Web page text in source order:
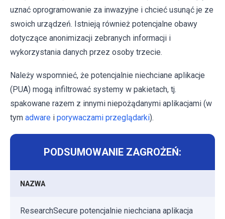
uznać oprogramowanie za inwazyjne i chcieć usunąć je ze
swoich urządzeń. Istnieją również potencjalne obawy
dotyczące anonimizacji zebranych informacji i
wykorzystania danych przez osoby trzecie.
Należy wspomnieć, że potencjalnie niechciane aplikacje
(PUA) mogą infiltrować systemy w pakietach, tj.
spakowane razem z innymi niepożądanymi aplikacjami (w
tym adware i porywaczami przeglądarki).
PODSUMOWANIE ZAGROŻEŃ:
NAZWA
ResearchSecure potencjalnie niechciana aplikacja